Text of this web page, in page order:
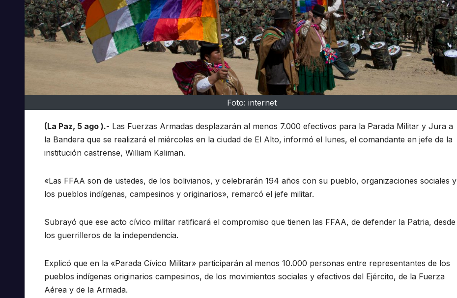
Foto: internet
(La Paz, 5 ago ).- Las Fuerzas Armadas desplazarán al menos 7.000 efectivos para la Parada Militar y Jura a
la Bandera que se realizará el miércoles en la ciudad de El Alto, informó el lunes, el comandante en jefe de la
institución castrense, William Kaliman.
«Las FFAA son de ustedes, de los bolivianos, y celebrarán 194 años con su pueblo, organizaciones sociales y
los pueblos indígenas, campesinos y originarios», remarcó el jefe militar.
Subrayó que ese acto cívico militar ratificará el compromiso que tienen las FFAA, de defender la Patria, desde
los guerrilleros de la independencia.
Explicó que en la «Parada Cívico Militar» participarán al menos 10.000 personas entre representantes de los
pueblos indígenas originarios campesinos, de los movimientos sociales y efectivos del Ejército, de la Fuerza
Aérea y de la Armada.